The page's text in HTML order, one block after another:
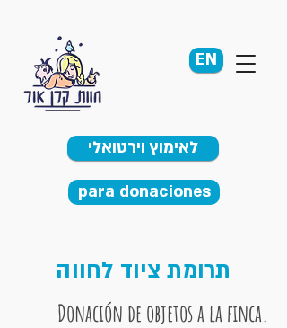
לאימוץ וירטואלי
EN
para donaciones
תרומת ציוד לחווה
Donación de objetos a la finca.